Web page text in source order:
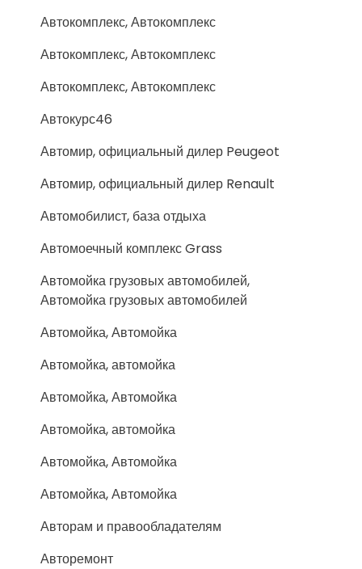
Автокомплекс, Автокомплекс
Автокомплекс, Автокомплекс
Автокомплекс, Автокомплекс
Автокурс46
Автомир, официальный дилер Peugeot
Автомир, официальный дилер Renault
Автомобилист, база отдыха
Автомоечный комплекс Grass
Автомойка грузовых автомобилей,
Автомойка грузовых автомобилей
Автомойка, Автомойка
Автомойка, автомойка
Автомойка, Автомойка
Автомойка, автомойка
Автомойка, Автомойка
Автомойка, Автомойка
Авторам и правообладателям
Авторемонт